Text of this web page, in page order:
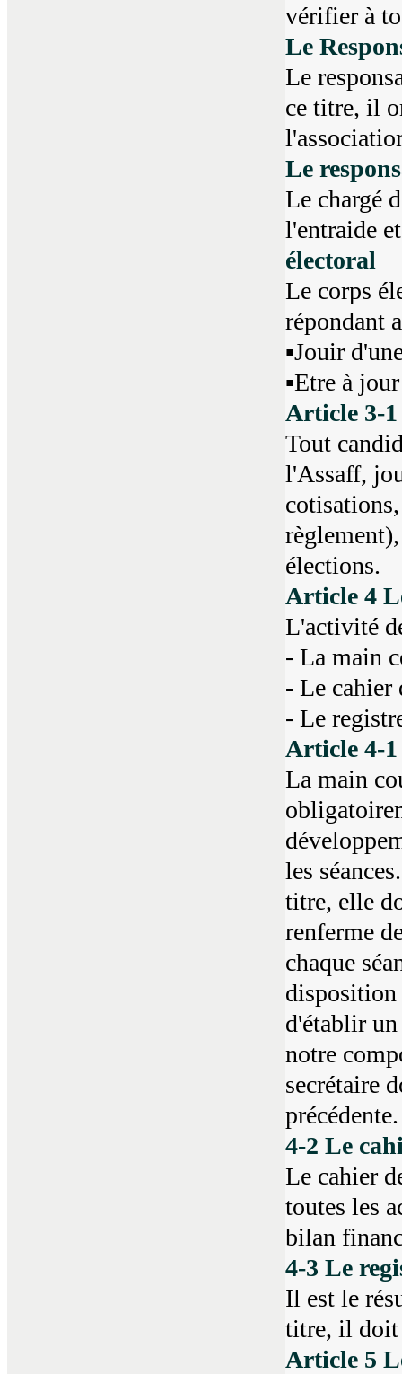
vérifier à
Le
Le
ce titre, il
Le
Le chargé
l'entraide
électoral
Le corps
répondant
▪Jouir
▪Etre à
Article 3-
Tout
l'Assaff,
élections.
Article 4
L'activité
- La main
- Le cahier
- Le
Article 4-
La main
les
titre, elle
renferme
chaque
disposition
d'établir
notre
secrétaire
précédente.
4-2 Le
Le cahier
toutes les
bilan
4-3 Le
Il est le
titre, il doit
Article 5